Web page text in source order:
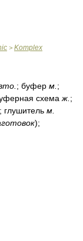
> Komplex
; буфер м. ;
схема ж. ;
; глушитель м.
);